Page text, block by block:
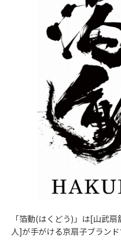
「箔動(はくどう)」は[山武
人]が手がける京扇子ブランド